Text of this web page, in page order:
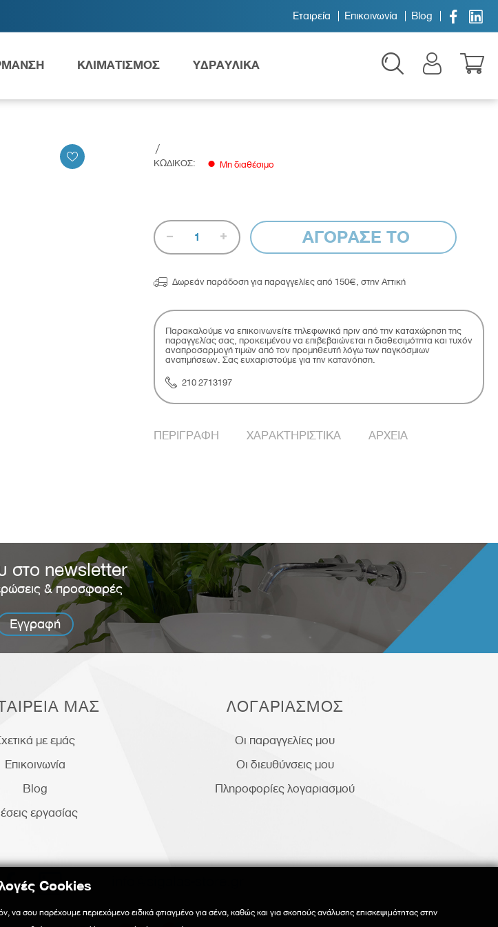
Εταιρεία Επικοινωνία Blog  
Παιδικά
ΚΛΙΜΑΤΙΣΜΟΣ ΥΔΡΑΥΛΙΚΑ
/
ΚΩΔΙΚΟΣ: Μη διαθέσιμο
1 ΑΓΟΡΑΣΕ ΤΟ
 Δωρεάν παράδοση για παραγγελίες από 150€, στην Αττική
Παρακαλούμε να επικοινωνείτε τηλεφωνικά πριν από την καταχώρηση της
παραγγελίας σας, προκειμένου να επιβεβαιώνεται η διαθεσιμότητα και τυχόν
αναπροσαρμογή τιμών από τον προμηθευτή λόγω των παγκόσμιων
ανατιμήσεων. Σας ευχαριστούμε για την κατανόηση.
210 2713197
ΠΕΡΙΓΡΑΦΗ ΧΑΡΑΚΤΗΡΙΣΤΙΚΑ ΑΡΧΕΙΑ
στο newsletter
& προσφορές
Εγγραφή
ΜΑΣ
με εμάς
Επικοινωνία
Blog
εργασίας
ΛΟΓΑΡΙΑΣΜΟΣ
Οι παραγγελίες μου
Οι διευθύνσεις μου
Πληροφορίες λογαριασμού

Cookies
σου παρέχουμε περιεχόμενο ειδικά φτιαγμένο για σένα, καθώς και για σκοπούς ανάλυσης επισκεψιμότητας στην
Cookies
σου παρέχουμε περιεχόμενο ειδικά φτιαγμένο για σένα, καθώς και για σκοπούς ανάλυσης επισκεψιμότητας στην